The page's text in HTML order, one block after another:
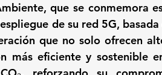
que se conmemora
de su red 5G,
que no solo ofrecen
más eficiente y sostenible